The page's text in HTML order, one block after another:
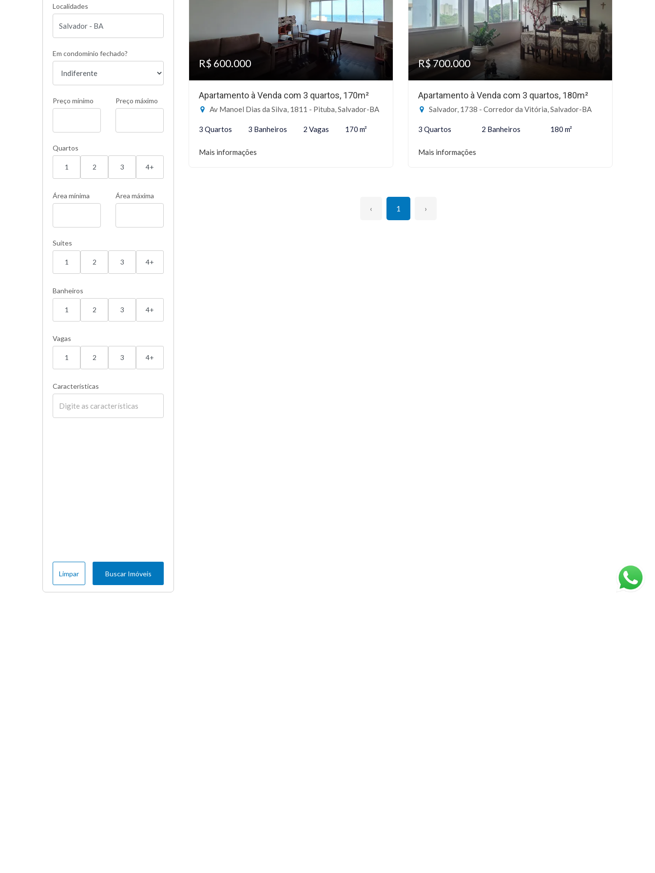
Localidades
Em condomínio fechado?
Preço mínimo Preço máximo
Quartos
1 2 3 4+
Área mínima Área máxima
Suítes
1 2 3 4+
Banheiros
1 2 3 4+
Vagas
1 2 3 4+
Características
Limpar Buscar Imóveis
R$ 600.000
Apartamento à Venda com 3 quartos, 170m²
Av Manoel Dias da Silva, 1811 - Pituba, Salvador-BA
3 Quartos 3 Banheiros 2 Vagas 170 m²
Mais informações
R$ 700.000
Apartamento à Venda com 3 quartos, 180m²
Salvador, 1738 - Corredor da Vitória, Salvador-BA
3 Quartos 2 Banheiros 180 m²
Mais informações
‹ 1 ›